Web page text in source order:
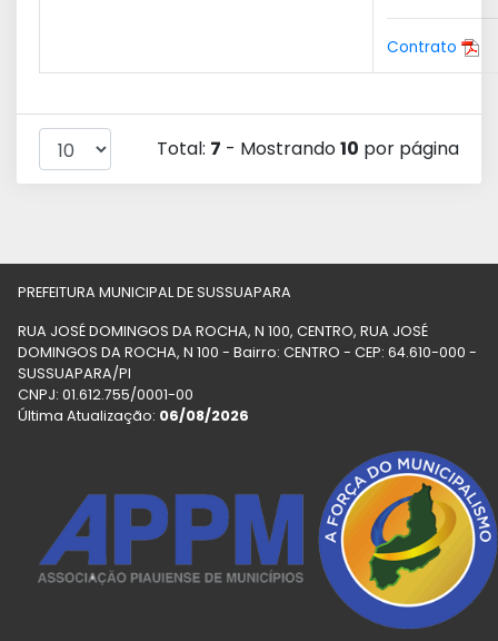
Contrato
Total: 7 - Mostrando10 por página
PREFEITURA MUNICIPAL DE SUSSUAPARA
RUA JOSÉ DOMINGOS DA ROCHA, N 100, CENTRO, RUA JOSÉ
DOMINGOS DA ROCHA, N 100 - Bairro: CENTRO - CEP: 64.610-000 -
SUSSUAPARA/PI
CNPJ: 01.612.755/0001-00
Última Atualização: 06/08/2026